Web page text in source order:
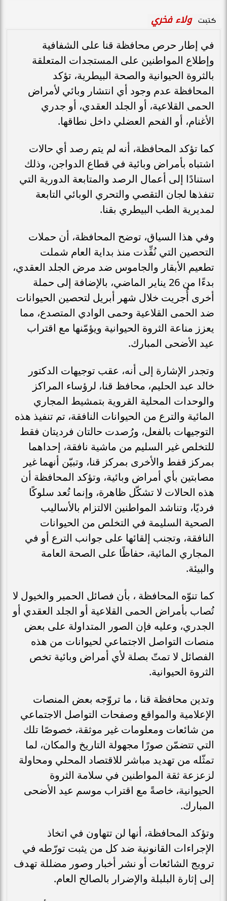
كتبت ولاء فخري
في إطار حرص محافظة قنا على الشفافية
وإطلاع المواطنين على المستجدات المتعلقة
بالثروة الحيوانية والصحة البيطرية، تؤكد
المحافظة عدم وجود أي انتشار وبائي لأمراض
الحمى القلاعية، أو الجلد العقدي، أو جدري
الأغنام، أو الفحم العضلي داخل نطاقها.
كما تؤكد المحافظة، أنه لم يتم رصد أي حالات
اشتباه بأمراض وبائية في قطاع الدواجن، وذلك
استنادًا إلى أعمال الرصد والمتابعة الدورية التي
تنفذها لجان التقصي والتحري الوبائي التابعة
لمديرية الطب البيطري بقنا.
وفي هذا السياق، توضح المحافظة، أن حملات
التحصين التي نُفِّذت منذ بداية العام شملت
تطعيم الأبقار والجاموس ضد مرض الجلد العقدي،
بدءًا من 26 يناير الماضي، بالإضافة إلى حملة
أخرى أُجريت خلال شهر أبريل لتحصين الحيوانات
ضد الحمى القلاعية وحمى الوادي المتصدع، مما
يعزز مناعة الثروة الحيوانية ويؤمّنها مع اقتراب
عيد الأضحى المبارك.
وتجدر الإشارة إلى أنه، عقب توجيهات الدكتور
خالد عبد الحليم، محافظ قنا، لرؤساء المراكز
والوحدات المحلية القروية بتمشيط المجاري
المائية والترع من الحيوانات النافقة، تم تنفيذ هذه
التوجيهات بالفعل، ورُصدت حالتان فرديتان فقط
للتخلص غير السليم من ماشية نافقة، إحداهما
بمركز قفط والأخرى بمركز قنا، وتبيّن أنهما غير
مصابتين بأي أمراض وبائية، وتؤكد المحافظة أن
هذه الحالات لا تشكّل ظاهرة، وإنما تُعد سلوكًا
فرديًا، وتناشد المواطنين الالتزام بالأساليب
الصحية السليمة في التخلص من الحيوانات
النافقة، وتجنب إلقائها على جوانب الترع أو في
المجاري المائية، حفاظًا على الصحة العامة
والبيئة.
كما تنوّه المحافظة ، بأن فصائل الحمير والخيول لا
تُصاب بأمراض الحمى القلاعية أو الجلد العقدي أو
الجدري، وعليه فإن الصور المتداولة على بعض
منصات التواصل الاجتماعي لحيوانات من هذه
الفصائل لا تمتّ بصلة لأي أمراض وبائية تخص
الثروة الحيوانية.
وتدين محافظة قنا ، ما تروّجه بعض المنصات
الإعلامية والمواقع وصفحات التواصل الاجتماعي
من شائعات ومعلومات غير موثقة، خصوصًا تلك
التي تتضمّن صورًا مجهولة التاريخ والمكان، لما
تمثّله من تهديد مباشر للاقتصاد المحلي ومحاولة
لزعزعة ثقة المواطنين في سلامة الثروة
الحيوانية، خاصةً مع اقتراب موسم عيد الأضحى
المبارك.
وتؤكد المحافظة، أنها لن تتهاون في اتخاذ
الإجراءات القانونية ضد كل من يثبت تورّطه في
ترويج الشائعات أو نشر أخبار وصور مضللة تهدف
إلى إثارة البلبلة والإضرار بالصالح العام.